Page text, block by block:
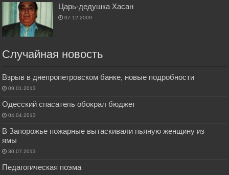
Царь-дедушка Хасан
07.12.2009
Случайная новость
Взрыв в днепропетровском банке, новые подробности
09.01.2013
Одесский спасатель обокрал бюджет
04.04.2013
В Запорожье пожарные вытаскивали пьяную женщину из
ямы
30.07.2013
Педагогическая поэма